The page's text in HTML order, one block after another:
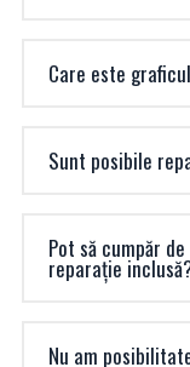
Care este
Sunt posibile
Pot să cumpăr
reparație
Nu am